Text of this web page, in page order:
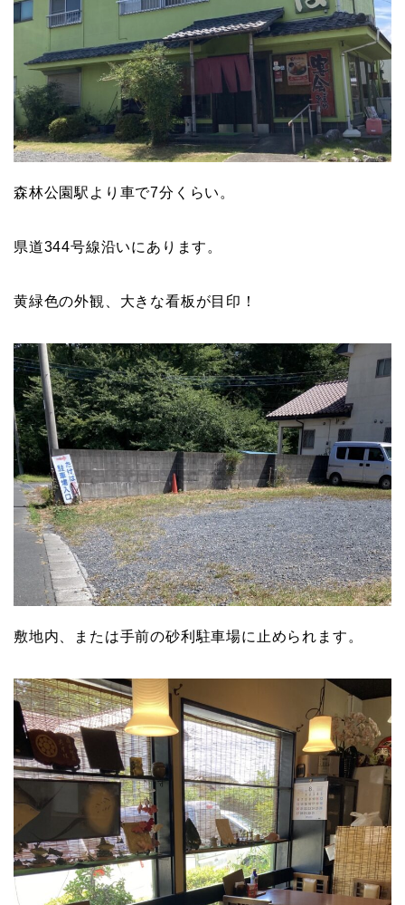
森林公園駅より車で7分くらい。
県道344号線沿いにあります。
黄緑色の外観、大きな看板が目印！
敷地内、または手前の砂利駐車場に止められます。